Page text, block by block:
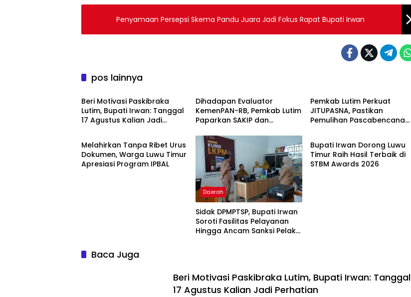
Penyamaan Persepsi Skema Pandu Juara Jadi Fokus Rapat Bupati Irwan
pos lainnya
Daerah
Beri Motivasi Paskibraka
Lutim, Bupati Irwan: Tanggal
17 Agustus Kalian Jadi
Dihadapan Evaluator
KemenPAN-RB, Pemkab Lutim
Paparkan SAKIP dan
Pemkab Lutim Perkuat
JITUPASNA, Pastikan
Pemulihan Pascabencana
Daerah
Melahirkan Tanpa Ribet Urus
Dokumen, Warga Luwu Timur
Apresiasi Program IPBAL
Daerah
Sidak DPMPTSP, Bupati Irwan
Soroti Fasilitas Pelayanan
Hingga Ancam Sanksi Pelaku
Daerah
Bupati Irwan Dorong Luwu
Timur Raih Hasil Terbaik di
STBM Awards 2026
Baca Juga
Beri Motivasi Paskibraka Lutim, Bupati Irwan: Tanggal
17 Agustus Kalian Jadi Perhatian